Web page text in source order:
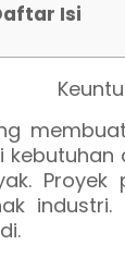
Isi